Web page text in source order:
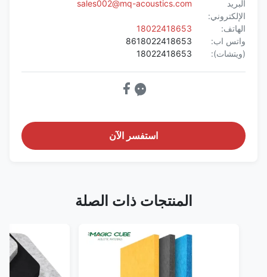
الإلكتروني:
sales002@mq-acoustics.com
الهاتف:
18022418653
واتس اب:
8618022418653
(ويتشات):
18022418653
استفسر الآن
المنتجات ذات الصلة